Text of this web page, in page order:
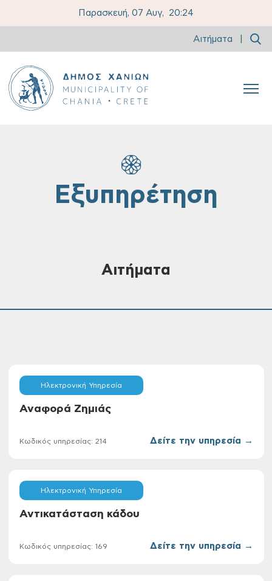
Παρασκευή, 07 Αυγ, 20:24
Αιτήματα
Εξυπηρέτηση
Αιτήματα
Ηλεκτρονική Υπηρεσία
Αναφορά Ζημιάς
Κωδικός υπηρεσίας: 214 Δείτε την υπηρεσία →
Ηλεκτρονική Υπηρεσία
Αντικατάσταση κάδου
Κωδικός υπηρεσίας: 169 Δείτε την υπηρεσία →